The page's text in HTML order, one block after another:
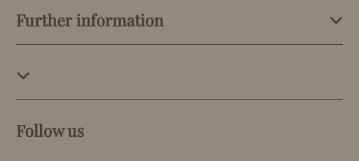
Further information
Follow us